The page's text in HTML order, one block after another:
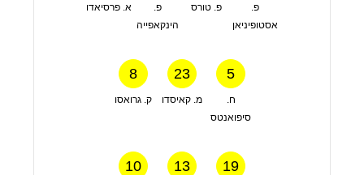
א. פרסיאדו
פ.
הינקאפייה
פ. טורס
פ.
אסטופיניאן
8
ק. גרואסו
23
מ. קאיסדו
5
ח.
סיפואנטס
10 13 19